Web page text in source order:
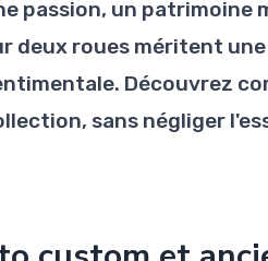
passion, un patrimoine
deux roues méritent
Découvrez
sans négliger